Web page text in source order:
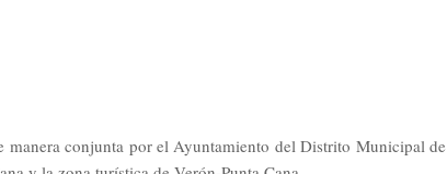
manera conjunta por el Ayuntamiento del Distrito Municipal de